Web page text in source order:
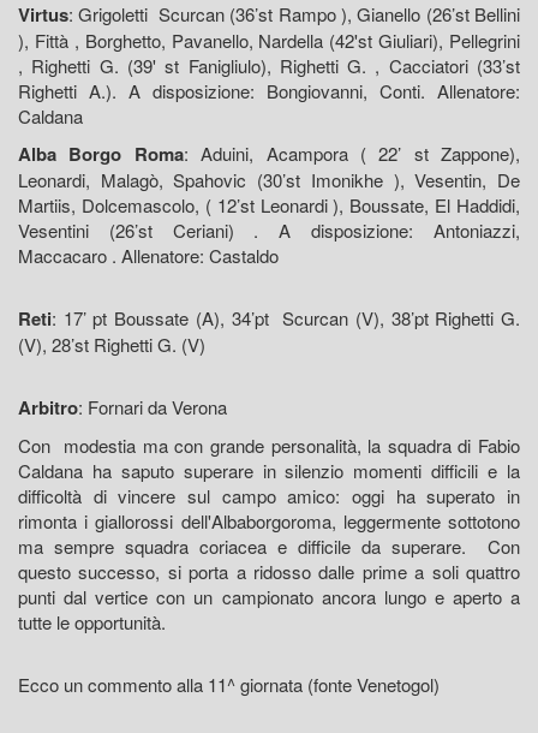
Virtus: Grigoletti Scurcan (36’st Rampo ), Gianello (26’st Bellini
), Fittà , Borghetto, Pavanello, Nardella (42'st Giuliari), Pellegrini
, Righetti G. (39' st Fanigliulo), Righetti G. , Cacciatori (33’st
Righetti A.). A disposizione: Bongiovanni, Conti. Allenatore:
Caldana
Alba Borgo Roma: Aduini, Acampora ( 22’ st Zappone),
Leonardi, Malagò, Spahovic (30’st Imonikhe ), Vesentin, De
Martiis, Dolcemascolo, ( 12’st Leonardi ), Boussate, El Haddidi,
Vesentini (26’st Ceriani) . A disposizione: Antoniazzi,
Maccacaro . Allenatore: Castaldo
Reti: 17’ pt Boussate (A), 34’pt Scurcan (V), 38’pt Righetti G.
(V), 28’st Righetti G. (V)
Arbitro: Fornari da Verona
Con modestia ma con grande personalità, la squadra di Fabio
Caldana ha saputo superare in silenzio momenti difficili e la
difficoltà di vincere sul campo amico: oggi ha superato in
rimonta i giallorossi dell'Albaborgoroma, leggermente sottotono
ma sempre squadra coriacea e difficile da superare. Con
questo successo, si porta a ridosso dalle prime a soli quattro
punti dal vertice con un campionato ancora lungo e aperto a
tutte le opportunità.
Ecco un commento alla 11^ giornata (fonte Venetogol)